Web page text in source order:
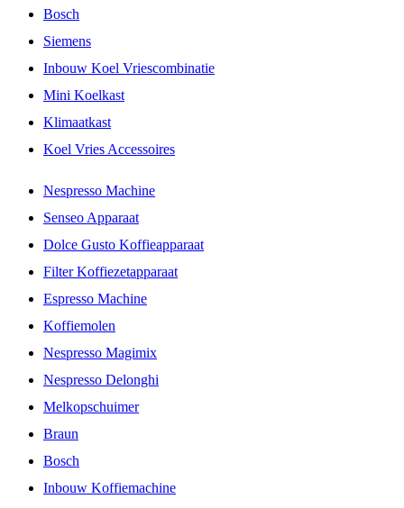
Bosch
Siemens
Inbouw Koel Vriescombinatie
Mini Koelkast
Klimaatkast
Koel Vries Accessoires
Nespresso Machine
Senseo Apparaat
Dolce Gusto Koffieapparaat
Filter Koffiezetapparaat
Espresso Machine
Koffiemolen
Nespresso Magimix
Nespresso Delonghi
Melkopschuimer
Braun
Bosch
Inbouw Koffiemachine